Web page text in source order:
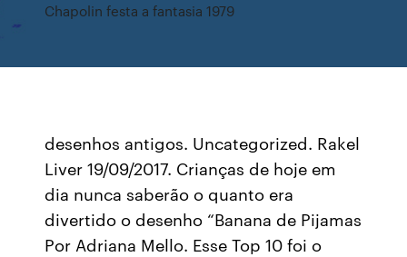
Chapolin festa a fantasia 1979
desenhos antigos. Uncategorized. Rakel
Liver 19/09/2017. Crianças de hoje em
dia nunca saberão o quanto era
divertido o desenho “Banana de Pijamas
Por Adriana Mello. Esse Top 10 foi o